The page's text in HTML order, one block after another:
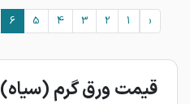
‹
1
2
3
4
5
6
قیمت ورق گرم (سیاه)